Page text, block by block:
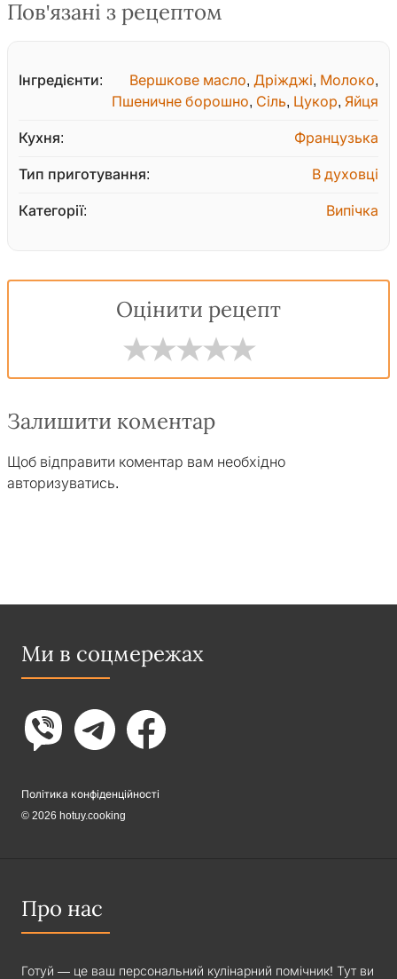
Пов'язані з рецептом
Інгредієнти: Вершкове масло, Дріжджі, Молоко,
Пшеничне борошно, Сіль, Цукор, Яйця
Кухня: Французька
Тип приготування: В духовці
Категорії: Випічка
Оцінити рецепт
Залишити коментар
Щоб відправити коментар вам необхідно
авторизуватись.
Ми в соцмережах
Політика конфіденційності
© 2026 hotuy.cooking
Про нас
Готуй — це ваш персональний кулінарний помічник! Тут ви